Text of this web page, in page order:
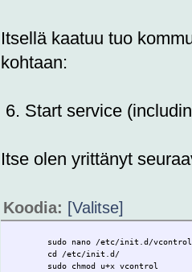
Itsellä kaatuu tuo
kohtaan:
6. Start service
Itse olen yrittänyt
Koodia: [Valitse]
sudo nano /etc/init.d/
cd /etc/init.d/
sudo chmod u+x vcontrol